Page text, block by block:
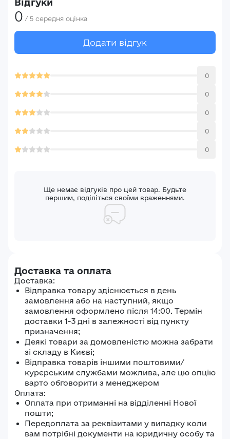
Відгуки
0 / 5 середня оцінка
Додати відгук
0
0
0
0
0
Ще немає відгуків про цей товар. Будьте
першим, поділіться своїми враженнями.
Доставка та оплата
Доставка:
Відправка товару здіснюється в день
замовлення або на наступний, якщо
замовлення оформлено після 14:00. Термін
доставки 1-3 дні в залежності від пункту
призначення;
Деякі товари за домовленістю можна забрати
зі складу в Києві;
Відправка товарів іншими поштовими/
курєрським службами можлива, але цю опцію
варто обговорити з менеджером
Оплата:
Оплата при отриманні на відділенні Нової
пошти;
Передоплата за реквізитами у випадку коли
вам потрібні документи на юридичну особу та
Ваша оцінка
E-mail*
Забули пароль? Реєстрація